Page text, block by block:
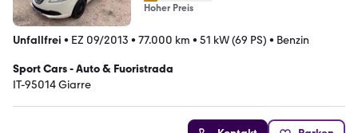
Hoher Preis
Unfallfrei • EZ 09/2013 • 77.000 km • 51 kW (69 PS) • Benzin
Sport Cars - Auto & Fuoristrada
IT-95014 Giarre